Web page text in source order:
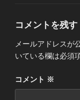
コメントを残す
メールアドレスが
いている欄は必須
コメント ※